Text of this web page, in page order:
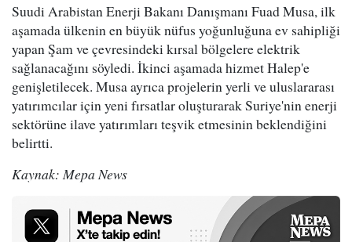
Suudi Arabistan Enerji Bakanı Danışmanı Fuad Musa, ilk
aşamada ülkenin en büyük nüfus yoğunluğuna ev sahipliği
yapan Şam ve çevresindeki kırsal bölgelere elektrik
sağlanacağını söyledi. İkinci aşamada hizmet Halep'e
genişletilecek. Musa ayrıca projelerin yerli ve uluslararası
yatırımcılar için yeni fırsatlar oluşturarak Suriye'nin enerji
sektörüne ilave yatırımları teşvik etmesinin beklendiğini
belirtti.
Kaynak: Mepa News